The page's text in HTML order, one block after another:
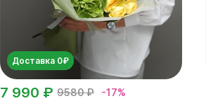
Доставка 0₽
9580 ₽ -17%
7 990 ₽